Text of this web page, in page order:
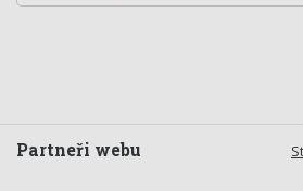
Partneři webu